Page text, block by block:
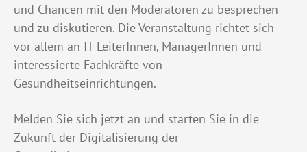
und Chancen mit den Moderatoren zu besprechen
und zu diskutieren. Die Veranstaltung richtet sich
vor allem an IT-LeiterInnen, ManagerInnen und
interessierte Fachkräfte von
Gesundheitseinrichtungen.
Melden Sie sich jetzt an und starten Sie in die
Zukunft der Digitalisierung der